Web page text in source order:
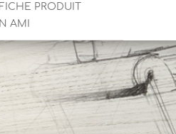
PRODUIT
AMI